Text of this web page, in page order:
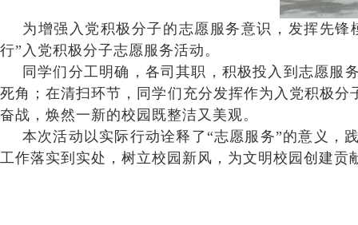
为增强入党积极分子的志愿服务意识，发挥先
行”入党积极分子志愿服务活动。
同学们分工明确，各司其职，积极投入到志愿服
死角；在清扫环节，同学们充分发挥作为入党积极
奋战，焕然一新的校园既整洁又美观。
本次活动以实际行动诠释了“志愿服务”的意义，
工作落实到实处，树立校园新风，为文明校园创建贡